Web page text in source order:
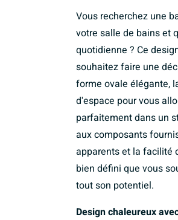
Vous recherchez une
votre salle de bains et
quotidienne ? Ce
souhaitez faire une
forme ovale élégante,
d'espace pour vous
parfaitement dans un
aux composants
apparents et la facilité
bien défini que vous
tout son potentiel.
Design chaleureux